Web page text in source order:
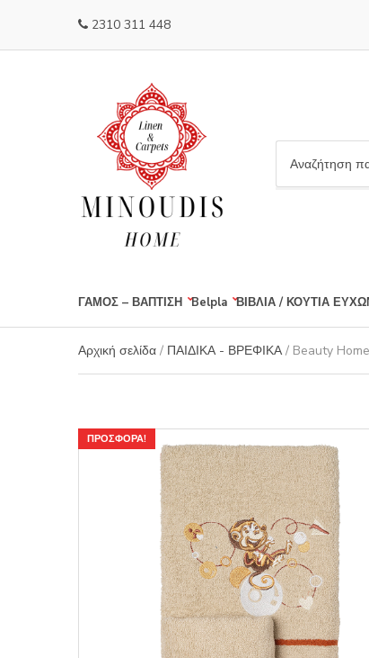
2310 311 448
a
y
n
a
m
ΓΑΜΟΣ – ΒΑΠΤΙΣΗ Belpla ΒΙΒΛΙΑ / ΚΟΥΤΙΑ
Αρχική σελίδα / ΠΑΙΔΙΚΑ - ΒΡΕΦΙΚΑ / Beauty
ΠΡΟΣΦΟΡΆ!